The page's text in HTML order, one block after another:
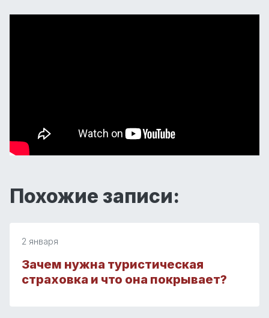
Похожие записи:
2 января
Зачем нужна туристическая
страховка и что она покрывает?